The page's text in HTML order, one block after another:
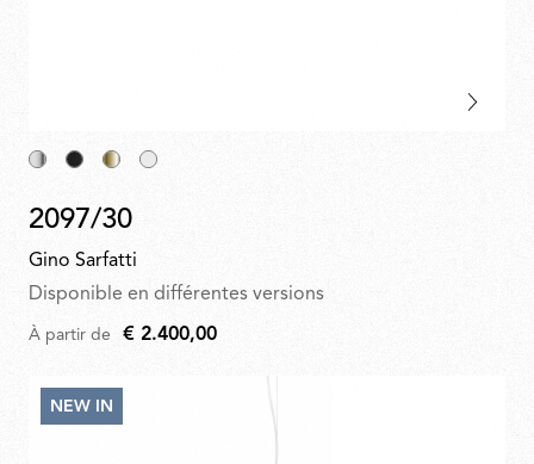
2097/30
Gino Sarfatti
Disponible en différentes versions
À partir de € 2.400,00
NEW IN